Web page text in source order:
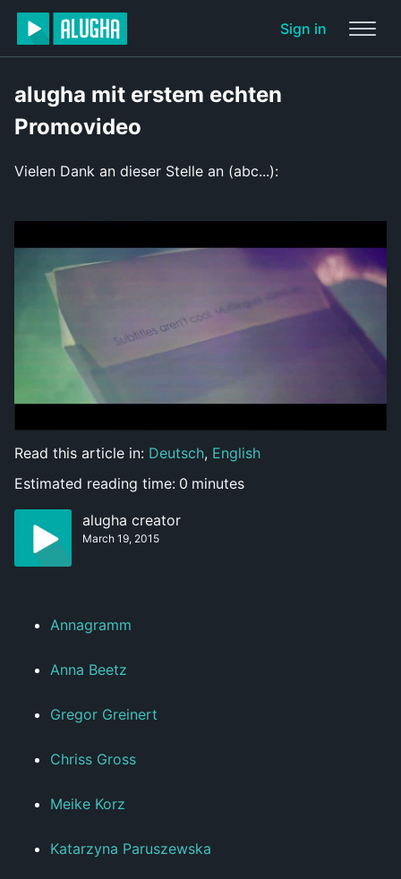
Sign in
alugha mit erstem echten
Promovideo
Vielen Dank an dieser Stelle an (abc...):
Read this article in: Deutsch, English
Estimated reading time: 0 minutes
alugha creator
March 19, 2015
Annagramm
Anna Beetz
Gregor Greinert
Chriss Gross
Meike Korz
Katarzyna Paruszewska